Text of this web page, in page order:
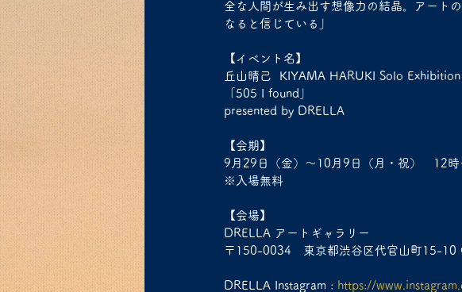
全な人間が生み出す想像力の結晶。アート
なると信じている」
【イベント名】
丘山晴己  KIYAMA HARUKI Solo Exhibition
「505 I found」
presented by DRELLA
【会期】
9月29日（金）～10月9日（月・祝）　12時
※入場無料
【会場】
DRELLA アートギャラリー
〒150-0034　東京都渋谷区代官山町15-10
DRELLA Instagram : https://